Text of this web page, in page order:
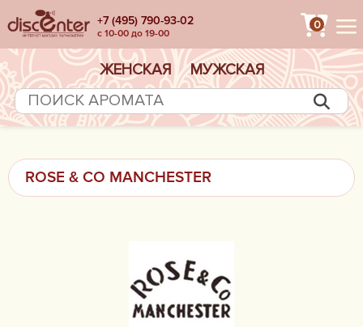
+7 (495) 790-93-02
с 10-00 до 19-00
0
ЖЕНСКАЯ МУЖСКАЯ
ROSE & CO MANCHESTER